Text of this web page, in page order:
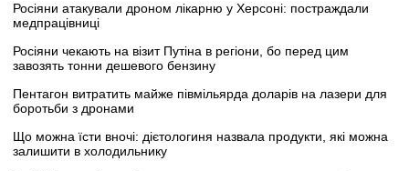
Росіяни атакували дроном лікарню у Херсоні: постраждали
медпрацівниці
Росіяни чекають на візит Путіна в регіони, бо перед цим
завозять тонни дешевого бензину
Пентагон витратить майже півмільярда доларів на лазери для
боротьби з дронами
Що можна їсти вночі: дієтологиня назвала продукти, які можна
залишити в холодильнику